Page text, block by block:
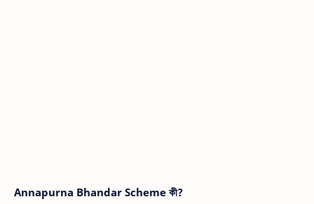
Annapurna Bhandar Scheme কী?